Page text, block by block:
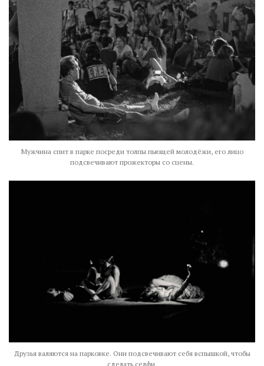
Мужчина спит в парке посреди толпы пьющей молодёжи, его лицо
подсвечивают прожекторы со сцены.
Друзья валяются на парковке. Они подсвечивают себя вспышкой, чтобы
сделать селфи.